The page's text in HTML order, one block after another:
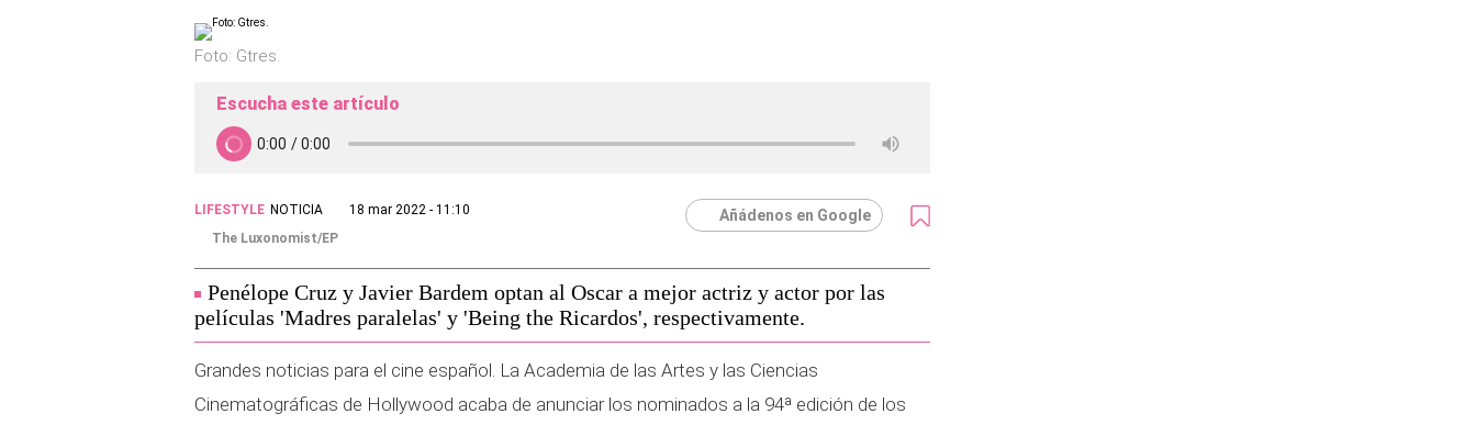
Foto: Gtres.
Escucha este artículo
LIFESTYLE NOTICIA
18 mar 2022 - 11:10
The Luxonomist/EP
Añádenos en Google
Penélope Cruz y Javier Bardem optan al Oscar a mejor actriz y actor por las
películas 'Madres paralelas' y 'Being the Ricardos', respectivamente.
Grandes noticias para el cine español. La Academia de las Artes y las Ciencias
Cinematográficas de Hollywood acaba de anunciar los nominados a la 94ª edición de los